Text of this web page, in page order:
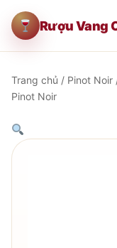
Rượu Vang
Trang chủ / Pinot Noir
Pinot Noir